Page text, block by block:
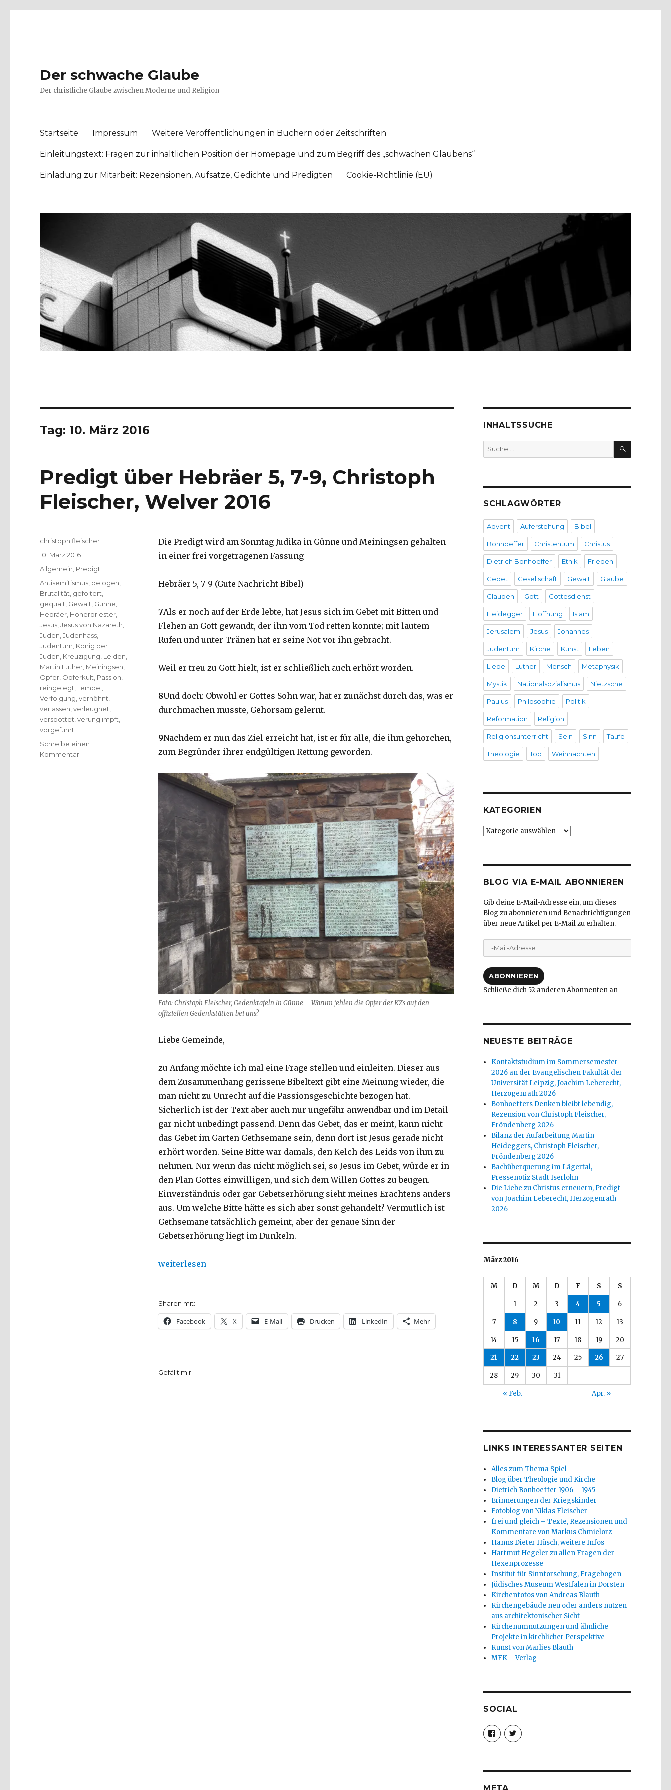
Der schwache Glaube
Der christliche Glaube zwischen Moderne und Religion
Startseite Impressum Weitere Veröffentlichungen in Büchern oder Zeitschriften
Einleitungstext: Fragen zur inhaltlichen Position der Homepage und zum Begriff des „schwachen Glaubens“
Einladung zur Mitarbeit: Rezensionen, Aufsätze, Gedichte und Predigten Cookie-Richtlinie (EU)
Tag: 10. März 2016
Predigt über Hebräer 5, 7-9, Christoph
Fleischer, Welver 2016
Die Predigt wird am Sonntag Judika in Günne und Meiningsen gehalten
in einer frei vorgetragenen Fassung
Hebräer 5, 7-9 (Gute Nachricht Bibel)
7Als er noch auf der Erde lebte, hat Jesus sich im Gebet mit Bitten und
Flehen an Gott gewandt, der ihn vom Tod retten konnte; mit lautem
Rufen und unter Tränen hat er seine Not vor ihn gebracht.
Weil er treu zu Gott hielt, ist er schließlich auch erhört worden.
8Und doch: Obwohl er Gottes Sohn war, hat er zunächst durch das, was er
durchmachen musste, Gehorsam gelernt.
9Nachdem er nun das Ziel erreicht hat, ist er für alle, die ihm gehorchen,
zum Begründer ihrer endgültigen Rettung geworden.
Foto: Christoph Fleischer, Gedenktafeln in Günne – Warum fehlen die Opfer der KZs auf den
offiziellen Gedenkstätten bei uns?
Liebe Gemeinde,
zu Anfang möchte ich mal eine Frage stellen und einleiten. Dieser aus
dem Zusammenhang gerissene Bibeltext gibt eine Meinung wieder, die
man nicht zu Unrecht auf die Passionsgeschichte bezogen hat.
Sicherlich ist der Text aber auch nur ungefähr anwendbar und im Detail
gar nicht unbedingt passend. Denn das Gebet, das er meint, kann nicht
das Gebet im Garten Gethsemane sein, denn dort ist Jesus gerade nicht
erhört worden. Seine Bitte war damals, den Kelch des Leids von ihm zu
nehmen. Nur wenn das nicht möglich sei, so Jesus im Gebet, würde er in
den Plan Gottes einwilligen, und sich dem Willen Gottes zu beugen.
Einverständnis oder gar Gebetserhörung sieht meines Erachtens anders
aus. Um welche Bitte hätte es sich aber sonst gehandelt? Vermutlich ist
Gethsemane tatsächlich gemeint, aber der genaue Sinn der
Gebetserhörung liegt im Dunkeln.
„Predigt über Hebräer 5, 7-9, Christoph Fleischer, Welver 2016“
weiterlesen
Sharen mit:
Facebook X E-Mail Drucken LinkedIn Mehr
Gefällt mir:
Autor
christoph.fleischer
Veröffentlicht
am
10. März 2016
Kategorien
Allgemein Predigt
Schlagwörter
Antisemitismus belogen
Brutalität gefoltert
gequält Gewalt Günne
Hebräer Hoherpriester
Jesus ,Jesus von Nazareth
Juden ,Judenhass
Judentum König der
Juden Kreuzigung Leiden
Martin Luther Meiningsen
Opfer Opferkult Passion
reingelegt ,Tempel
Verfolgung ,verhöhnt
verlassen ,verleugnet
verspottet ,verunglimpft
vorgeführt
Schreibe einen
Kommentarzu
INHALTSSUCHE
Suche
nach:
SUCHEN
SCHLAGWÖRTER
Advent Auferstehung Bibel
Bonhoeffer Christentum Christus
Dietrich Bonhoeffer Ethik Frieden
Gebet Gesellschaft Gewalt Glaube
Glauben Gott Gottesdienst
Heidegger Hoffnung Islam
Jerusalem Jesus Johannes
Judentum Kirche Kunst Leben
Liebe Luther Mensch Metaphysik
Mystik Nationalsozialismus Nietzsche
Paulus Philosophie Politik
Reformation Religion
Religionsunterricht Sein Sinn Taufe
Theologie Tod Weihnachten
KATEGORIEN
Kategorien
BLOG VIA E-MAIL ABONNIEREN
Gib deine E-Mail-Adresse ein, um dieses
Blog zu abonnieren und Benachrichtigungen
über neue Artikel per E-Mail zu erhalten.
E-
Mail-
ABONNIEREN
Schließe dich 52 anderen Abonnenten an
NEUESTE BEITRÄGE
Kontaktstudium im Sommersemester
2026 an der Evangelischen Fakultät der
Universität Leipzig, Joachim Leberecht,
Herzogenrath 2026
Bonhoeffers Denken bleibt lebendig,
Rezension von Christoph Fleischer,
Fröndenberg 2026
Bilanz der Aufarbeitung Martin
Heideggers, Christoph Fleischer,
Fröndenberg 2026
Bachüberquerung im Lägertal,
Pressenotiz Stadt Iserlohn
Die Liebe zu Christus erneuern, Predigt
von Joachim Leberecht, Herzogenrath
2026
März 2016
M D M D F S S
1 2 3 4 5 6
7 8 9 10 11 12 13
14 15 16 17 18 19 20
21 22 23 24 25 26 27
28 29 30 31
« Feb. Apr. »
LINKS INTERESSANTER SEITEN
Alles zum Thema Spiel
Blog über Theologie und Kirche
Dietrich Bonhoeffer 1906 – 1945
Erinnerungen der Kriegskinder
Fotoblog von Niklas Fleischer
frei und gleich – Texte, Rezensionen und
Kommentare von Markus Chmielorz
Hanns Dieter Hüsch, weitere Infos
Hartmut Hegeler zu allen Fragen der
Hexenprozesse
Institut für Sinnforschung, Fragebogen
Jüdisches Museum Westfalen in Dorsten
Kirchenfotos von Andreas Blauth
Kirchengebäude neu oder anders nutzen
aus architektonischer Sicht
Kirchenumnutzungen und ähnliche
Projekte in kirchlicher Perspektive
Kunst von Marlies Blauth
MFK – Verlag
SOCIAL
Profil
von
christoph.fleischer1
anzeigen
Profil
von
anzeigen
META